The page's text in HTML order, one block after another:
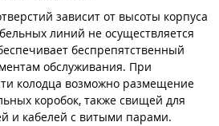
зависит от высоты корпуса
линий не осуществляется
беспрепятственный
обслуживания. При
колодца возможно размещение
коробок, также свищей для
и кабелей с витыми парами.